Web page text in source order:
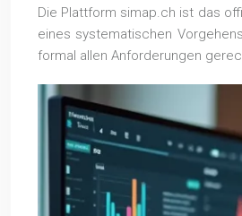
Die Plattform simap.ch ist das
eines systematischen
formal allen Anforderungen